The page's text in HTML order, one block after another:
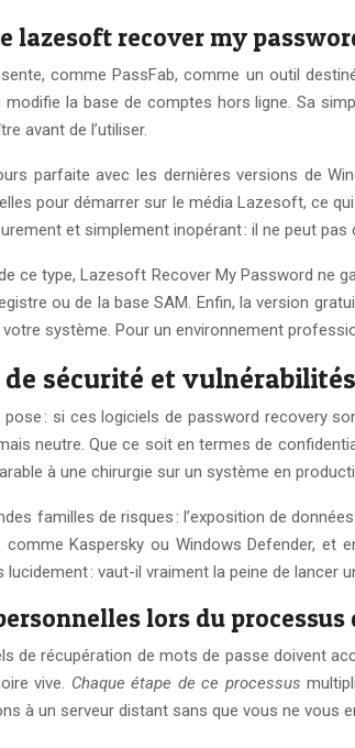
lazesoft recover my
comme PassFab, comme un outil
modifie la base de comptes hors ligne. Sa
avant de l’utiliser.
parfaite avec les dernières versions de
pour démarrer sur le média Lazesoft, ce
et simplement inopérant : il ne peut
ce type, Lazesoft Recover My Password ne
ou de la base SAM. Enfin, la version
système. Pour un environnement
sécurité et vulnérabilités
: si ces logiciels de password recovery
neutre. Que ce soit en termes de
à une chirurgie sur un système en
familles de risques : l’exposition de
Kaspersky ou Windows Defender, et
: vaut-il vraiment la peine de
lors du
de récupération de mots de passe doivent
vive. Chaque étape de ce processus
à un serveur distant sans que vous ne vous